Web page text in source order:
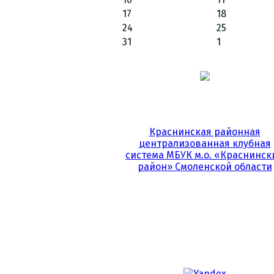
17
18
24
25
31
1
Краснинская районная
централизованная клубная
система МБУК м.о.
район» Смоленской области